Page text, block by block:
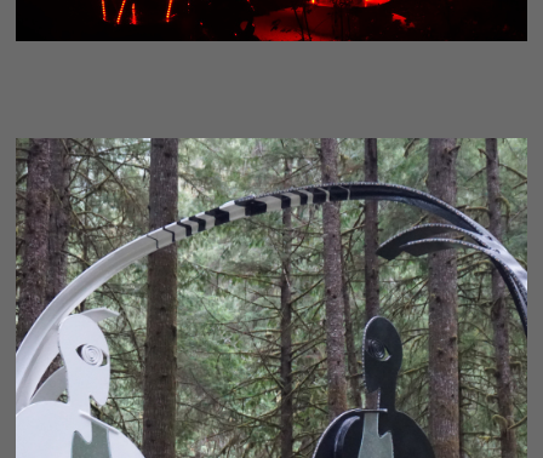
CONDUIT - FRAGMENT